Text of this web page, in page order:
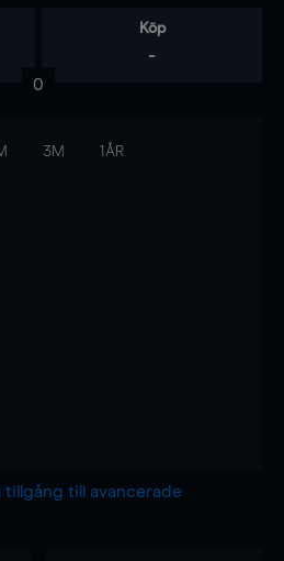
Köp
-
0
3M 1ÅR
till avancerade